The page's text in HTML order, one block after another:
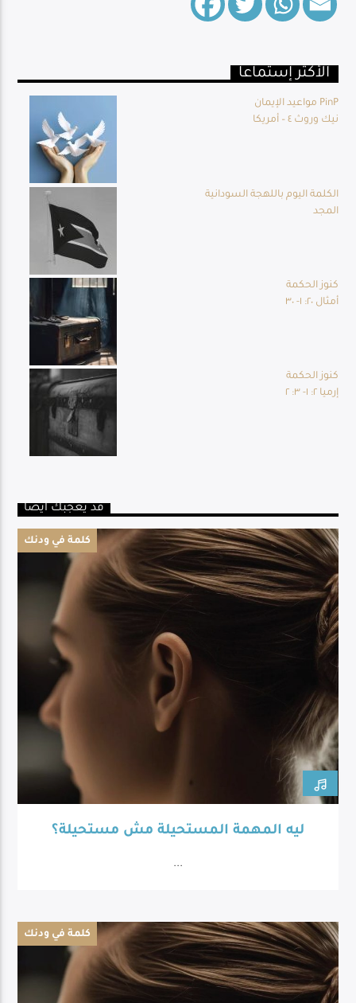
الأكثر إستماعا
مواعيد الإيمان PinP
نيك وروث ٤ – أمريكا
الكلمة اليوم باللهجة السودانية
المجد
كنوز الحكمة
أمثال ٢٠: ١- ٣٠
كنوز الحكمة
إرميا ٢: ١- ٣: ٢
قد يعجبك أيضا
كلمة في ودنك
ليه المهمة المستحيلة مش مستحيلة؟
...
كلمة في ودنك